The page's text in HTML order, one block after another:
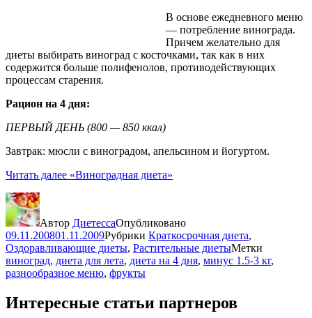
В основе ежедневного меню
— потребление винограда.
Причем желательно для
диеты выбирать виноград с косточками, так как в них
содержится больше полифенолов, противодействующих
процессам старения.
Рацион на 4 дня:
ПЕРВЫЙ ДЕНЬ (800 — 850 ккал)
Завтрак: мюсли с виноградом, апельсином и йогуртом.
Читать далее «Виноградная диета»
Автор ДиетессаОпубликовано
09.11.200801.11.2009Рубрики Краткосрочная диета,
Оздоравливающие диеты, Растительные диетыМетки
виноград, диета для лета, диета на 4 дня, минус 1.5-3 кг,
разнообразное меню, фрукты
Интересные статьи партнеров